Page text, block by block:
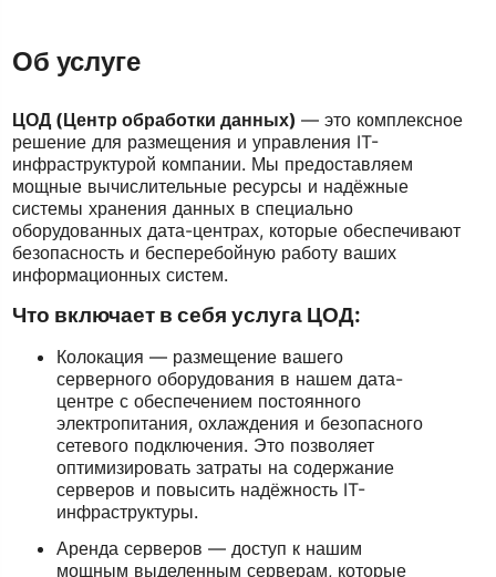
Об услуге
ЦОД (Центр обработки данных)— это комплексное
решение для размещения и управления IT-
инфраструктурой компании. Мы предоставляем
мощные вычислительные ресурсы и надёжные
системы хранения данных в специально
оборудованных дата-центрах, которые обеспечивают
безопасность и бесперебойную работу ваших
информационных систем.
Что включает в себя услуга ЦОД:
Колокация — размещение вашего
серверного оборудования в нашем дата-
центре с обеспечением постоянного
электропитания, охлаждения и безопасного
сетевого подключения. Это позволяет
оптимизировать затраты на содержание
серверов и повысить надёжность IT-
инфраструктуры.
Аренда серверов — доступ к нашим
мощным выделенным серверам, которые